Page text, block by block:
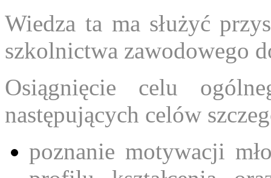
Wiedza ta ma służyć
szkolnictwa zawodowego
Osiągnięcie celu
następujących celów
poznanie motywacji